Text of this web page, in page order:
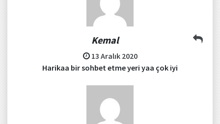
Kemal
13 Aralık 2020
Harikaa bir sohbet etme yeri yaa çok iyi